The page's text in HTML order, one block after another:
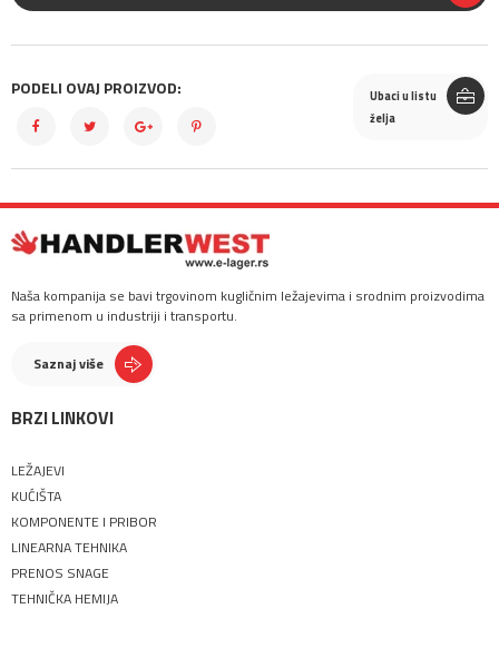
PODELI OVAJ PROIZVOD:
Ubaci u listu
želja
Naša kompanija se bavi trgovinom kugličnim ležajevima i srodnim proizvodima
sa primenom u industriji i transportu.
Saznaj više
BRZI LINKOVI
LEŽAJEVI
KUĆIŠTA
KOMPONENTE I PRIBOR
LINEARNA TEHNIKA
PRENOS SNAGE
TEHNIČKA HEMIJA